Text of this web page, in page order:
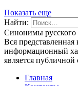
Показать еще
Найти:
Синонимы русского
Вся
информационный
является публичной
Главная